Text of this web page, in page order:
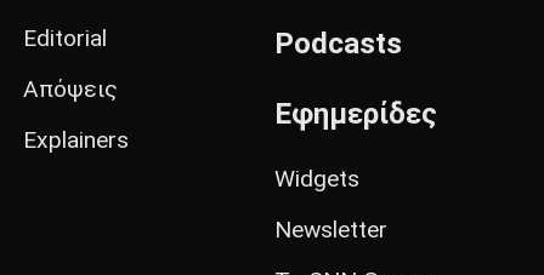
Editorial
Απόψεις
Explainers
Podcasts
Εφημερίδες
Widgets
Newsletter